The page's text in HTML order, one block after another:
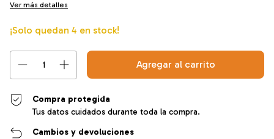
Ver más detalles
¡Solo quedan 4 en stock!
Compra protegida
Tus datos cuidados durante toda la compra.
Cambios y devoluciones